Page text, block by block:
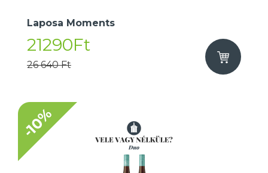
Laposa Moments
21290Ft
26 640 Ft
-10%